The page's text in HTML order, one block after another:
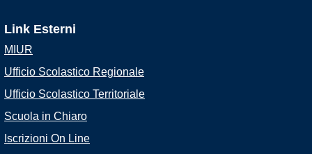
Link Esterni
MIUR
Ufficio Scolastico Regionale
Ufficio Scolastico Territoriale
Scuola in Chiaro
Iscrizioni On Line